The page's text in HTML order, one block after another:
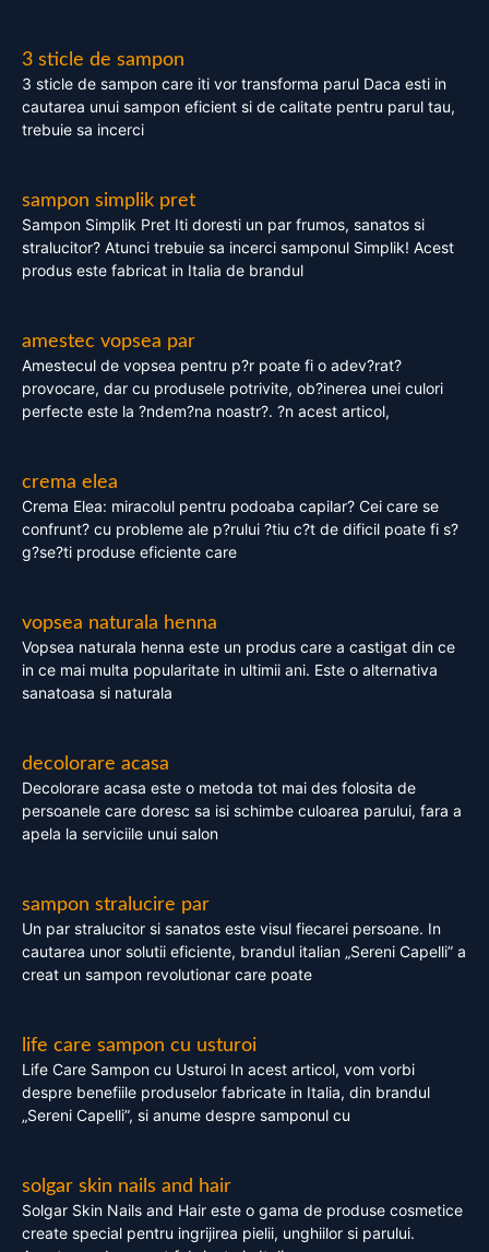
3 sticle de sampon
3 sticle de sampon care iti vor transforma parul Daca esti in
cautarea unui sampon eficient si de calitate pentru parul tau,
trebuie sa incerci
sampon simplik pret
Sampon Simplik Pret Iti doresti un par frumos, sanatos si
stralucitor? Atunci trebuie sa incerci samponul Simplik! Acest
produs este fabricat in Italia de brandul
amestec vopsea par
Amestecul de vopsea pentru p?r poate fi o adev?rat?
provocare, dar cu produsele potrivite, ob?inerea unei culori
perfecte este la ?ndem?na noastr?. ?n acest articol,
crema elea
Crema Elea: miracolul pentru podoaba capilar? Cei care se
confrunt? cu probleme ale p?rului ?tiu c?t de dificil poate fi s?
g?se?ti produse eficiente care
vopsea naturala henna
Vopsea naturala henna este un produs care a castigat din ce
in ce mai multa popularitate in ultimii ani. Este o alternativa
sanatoasa si naturala
decolorare acasa
Decolorare acasa este o metoda tot mai des folosita de
persoanele care doresc sa isi schimbe culoarea parului, fara a
apela la serviciile unui salon
sampon stralucire par
Un par stralucitor si sanatos este visul fiecarei persoane. In
cautarea unor solutii eficiente, brandul italian „Sereni Capelli” a
creat un sampon revolutionar care poate
life care sampon cu usturoi
Life Care Sampon cu Usturoi In acest articol, vom vorbi
despre benefiile produselor fabricate in Italia, din brandul
„Sereni Capelli”, si anume despre samponul cu
solgar skin nails and hair
Solgar Skin Nails and Hair este o gama de produse cosmetice
create special pentru ingrijirea pielii, unghiilor si parului.